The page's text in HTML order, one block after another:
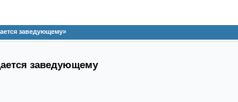
заведующему»
заведующему